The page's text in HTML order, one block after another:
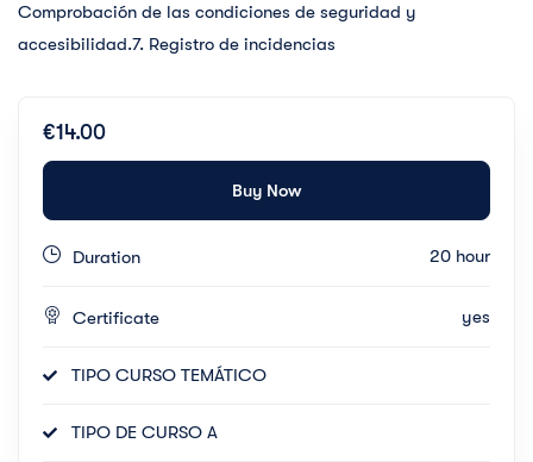
Comprobación de las condiciones de seguridad y
accesibilidad.7. Registro de incidencias
€14.00
Buy Now
Duration 20 hour
Certificate yes
TIPO CURSO TEMÁTICO
TIPO DE CURSO A